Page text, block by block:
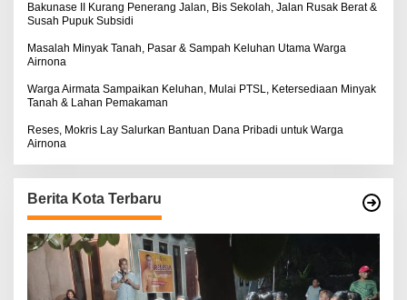
Bakunase II Kurang Penerang Jalan, Bis Sekolah, Jalan Rusak Berat &
Susah Pupuk Subsidi
Masalah Minyak Tanah, Pasar & Sampah Keluhan Utama Warga
Airnona
Warga Airmata Sampaikan Keluhan, Mulai PTSL, Ketersediaan Minyak
Tanah & Lahan Pemakaman
Reses, Mokris Lay Salurkan Bantuan Dana Pribadi untuk Warga
Airnona
Berita Kota Terbaru